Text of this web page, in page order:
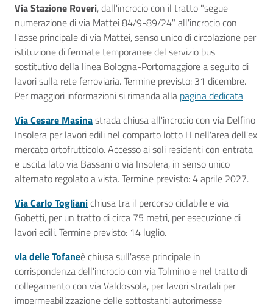
Via Stazione Roveri, dall'incrocio con il tratto "segue
numerazione di via Mattei 84/9-89/24" all'incrocio con
l'asse principale di via Mattei, senso unico di circolazione per
istituzione di fermate temporanee del servizio bus
sostitutivo della linea Bologna-Portomaggiore a seguito di
lavori sulla rete ferroviaria. Termine previsto: 31 dicembre.
Per maggiori informazioni si rimanda alla pagina dedicata
Via Cesare Masinastrada chiusa all'incrocio con via Delfino
Insolera per lavori edili nel comparto lotto H nell'area dell'ex
mercato ortofrutticolo. Accesso ai soli residenti con entrata
e uscita lato via Bassani o via Insolera, in senso unico
alternato regolato a vista. Termine previsto: 4 aprile 2027.
Via Carlo Togliani chiusa tra il percorso ciclabile e via
Gobetti, per un tratto di circa 75 metri, per esecuzione di
lavori edili. Termine previsto: 14 luglio.
via delle Tofaneè chiusa sull'asse principale in
corrispondenza dell'incrocio con via Tolmino e nel tratto di
collegamento con via Valdossola, per lavori stradali per
impermeabilizzazione delle sottostanti autorimesse